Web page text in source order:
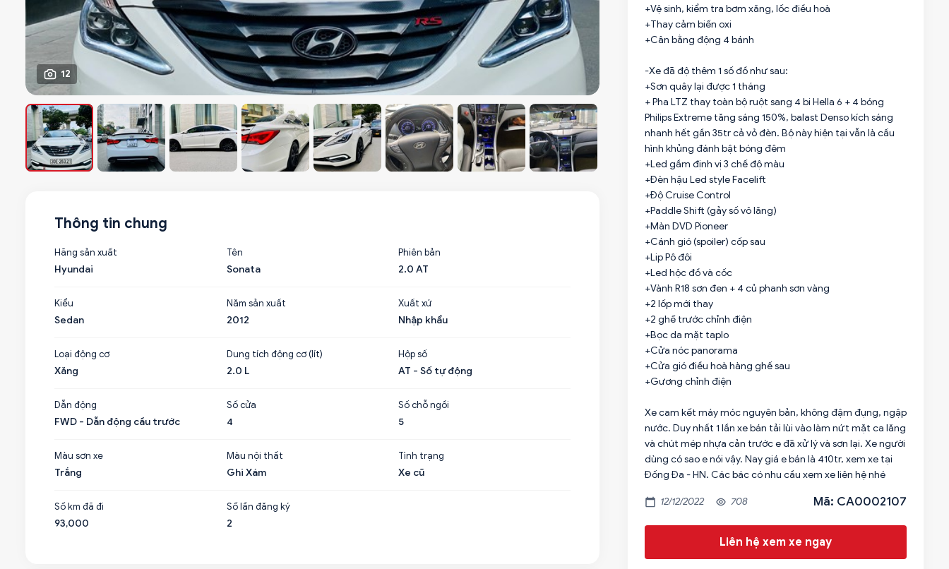
12
+Vệ sinh, kiểm tra bơm xăng, lốc điều hoà
+Thay cảm biến oxi
+Cân bằng động 4 bánh
-Xe đã độ thêm 1 số đồ như sau:
+Sơn quây lại được 1 tháng
+ Pha LTZ thay toàn bộ ruột sang 4 bi Hella 6 + 4 bóng
Philips Extreme tăng sáng 150%, balast Denso kích sáng
nhanh hết gần 35tr cả vỏ đèn. Bộ này hiện tại vẫn là cấu
hình khủng đánh bật bóng đêm
+Led gầm định vị 3 chế độ màu
+Đèn hậu Led style Facelift
+Độ Cruise Control
+Paddle Shift (gảy số vô lăng)
+Màn DVD Pioneer
+Cánh gió (spoiler) cốp sau
+Lip Pô đôi
+Led hộc đồ và cốc
+Vành R18 sơn đen + 4 củ phanh sơn vàng
+2 lốp mới thay
+2 ghế trước chỉnh điện
+Bọc da mặt taplo
+Cửa nóc panorama
+Cửa gió điều hoà hàng ghế sau
+Gương chỉnh điện
Xe cam kết máy móc nguyên bản, không đậm đụng, ngập
nước. Duy nhất 1 lần xe bán tải lùi vào làm nứt mặt ca lăng
và chút mép nhựa cản trước e đã xử lý và sơn lại. Xe người
dùng có sao e nói vậy. Nay giá e bán là 410tr, xem xe tại
Đống Đa - HN. Các bác có nhu cầu xem xe liên hệ nhé
12/12/2022 708 Mã: CA0002107
Liên hệ xem xe ngay
Thông tin chung
Hãng sản xuất
Hyundai
Tên
Sonata
Phiên bản
2.0 AT
Kiểu
Sedan
Năm sản xuất
2012
Xuất xứ
Nhập khẩu
Loại động cơ
Xăng
Dung tích động cơ (lít)
2.0 L
Hộp số
AT - Số tự động
Dẫn động
FWD - Dẫn động cầu trước
Số cửa
4
Số chỗ ngồi
5
Màu sơn xe
Trắng
Màu nội thất
Ghi Xám
Tình trạng
Xe cũ
Số km đã đi
93,000
Số lần đăng ký
2